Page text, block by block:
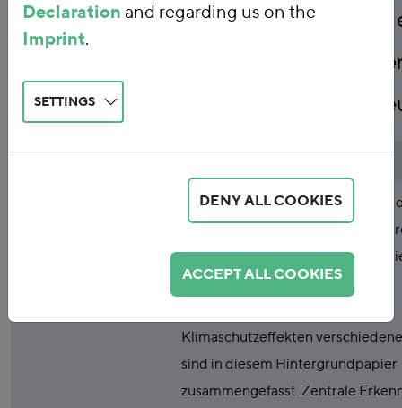
Verteilungswirkungen
Reform der
Das FÖS hat im Auftrag des BMU
Einführung eines CO2-Preises
der Energiesteuern untersucht.
wichtigsten Ergebnisse zu den
Klimaschutzeffekten
sind in diesem Hintergrundpapier
zusammengefasst. Zentrale
Declaration and regarding us on the
Imprint.
SETTINGS
DENY ALL COOKIES
ACCEPT ALL COOKIES